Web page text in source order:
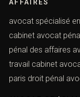
Versailles cabinet
AVOCAT
AFFAIRES
avocat spécialisé